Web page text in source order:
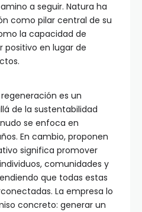
a seguir. Natura ha
como pilar central de su
la capacidad de
positivo en lugar de
es un
de la sustentabilidad
se enfoca en
En cambio, proponen
significa promover
comunidades y
que todas estas
La empresa lo
concreto: generar un